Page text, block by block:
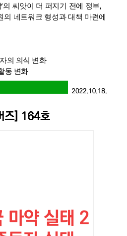
의 씨앗이 더 퍼지기 전에 정부,
의 네트워크 형성과 대책 마련에
의 의식 변화
동 변화